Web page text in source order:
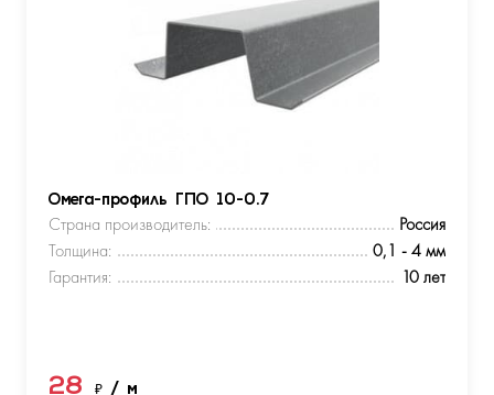
Омега-профиль ГПО 10-0.7
Страна производитель:
Россия
Толщина:
0,1 - 4 мм
Гарантия:
10 лет
28 ₽ / м